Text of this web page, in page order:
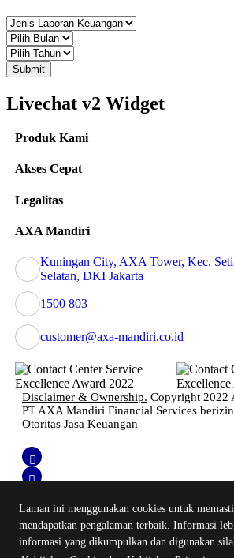
Laman ini menggunakan cookies untuk
mendapatkan pengalaman terbaik. Informasi
informasi yang dikumpulkan dan digunakan
Submit
Livechat v2 Widget
Produk Kami
Akses Cepat
Legalitas
AXA Mandiri
Kuningan City, AXA Tower, Kec.
Selatan, DKI Jakarta
1500 803
customer@axa-mandiri.co.id
Disclaimer & Ownership. Copyright 2022
PT AXA Mandiri Financial Services
Otoritas Jasa Keuangan
Login Emma